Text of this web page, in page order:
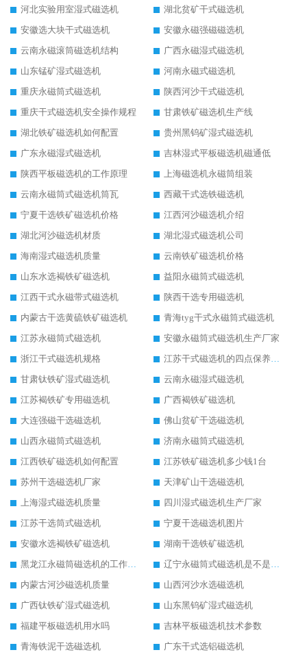
河北实验用室湿式磁选机
湖北贫矿干式磁选机
安徽选大块干式磁选机
安徽永磁强磁磁选机
云南永磁滚筒磁选机结构
广西永磁湿式磁选机
山东锰矿湿式磁选机
河南永磁式磁选机
重庆永磁筒式磁选机
陕西河沙干式磁选机
重庆干式磁选机安全操作规程
甘肃铁矿磁选机生产线
湖北铁矿磁选机如何配置
贵州黑钨矿湿式磁选机
广东永磁湿式磁选机
吉林湿式平板磁选机磁通低
陕西平板磁选机的工作原理
上海磁选机永磁筒组装
云南永磁筒式磁选机筒瓦
西藏干式选铁磁选机
宁夏干选铁矿磁选机价格
江西河沙磁选机介绍
湖北河沙磁选机材质
湖北湿式磁选机公司
海南湿式磁选机质量
云南铁矿磁选机价格
山东水选褐铁矿磁选机
益阳永磁筒式磁选机
江西干式永磁带式磁选机
陕西干选专用磁选机
内蒙古干选黄硫铁矿磁选机
青海tyg干式永磁筒式磁选机
江苏永磁筒式磁选机
安徽永磁筒式磁选机生产厂家
浙江干式磁选机规格
江苏干式磁选机的四点保养秘籍
甘肃钛铁矿湿式磁选机
云南永磁湿式磁选机
江苏褐铁矿专用磁选机
广西褐铁矿磁选机
大连强磁干选磁选机
佛山贫矿干选磁选机
山西永磁筒式磁选机
济南永磁筒式磁选机
江西铁矿磁选机如何配置
江苏铁矿磁选机多少钱1台
苏州干选磁选机厂家
天津矿山干选磁选机
上海湿式磁选机质量
四川湿式磁选机生产厂家
江苏干选筒式磁选机
宁夏干选磁选机图片
安徽水选褐铁矿磁选机
湖南干选铁矿磁选机
黑龙江永磁筒磁选机的工作原理
辽宁永磁筒式磁选机是不是强磁
内蒙古河沙磁选机质量
山西河沙水选磁选机
广西钛铁矿湿式磁选机
山东黑钨矿湿式磁选机
福建平板磁选机用水吗
吉林平板磁选机技术参数
青海铁泥干选磁选机
广东干式选铝磁选机